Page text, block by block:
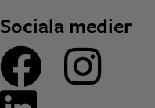
Sociala medier